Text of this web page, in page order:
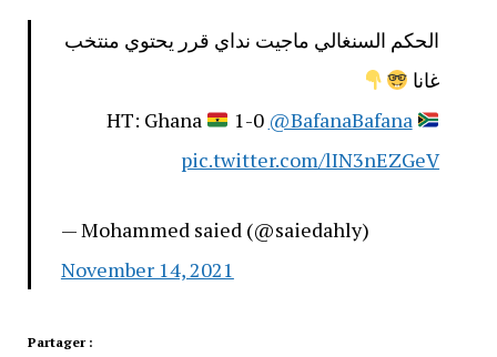
الحكم السنغالي ماجيت نداي قرر يحتوي منتخب
غانا
HT: Ghana
1-0 @BafanaBafana
pic.twitter.com/lIN3nEZGeV
— Mohammed saied (@saiedahly)
November 14, 2021
Partager :